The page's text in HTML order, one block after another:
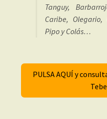
Tanguy,
Caribe,
Pipo y Colás…
PULSA AQUÍ y